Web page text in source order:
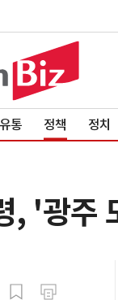
유통 정책 정치
'광주